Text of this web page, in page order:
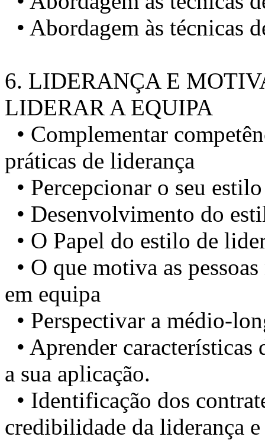
• Abordagem às técnicas
6. LIDERANÇA E
LIDERAR A EQUIPA
• Complementar
práticas de liderança
• Percepcionar o seu
• Desenvolvimento do
• O Papel do estilo de
• O que motiva as
em equipa
• Perspectivar a médio-
• Aprender características
a sua aplicação.
• Identificação dos
credibilidade da liderança